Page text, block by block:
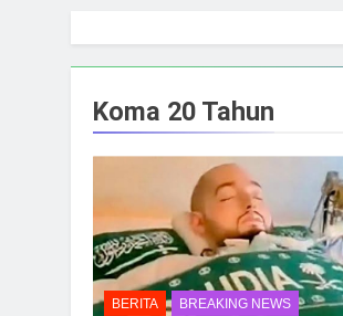
Koma 20 Tahun
BERITA
BREAKING NEWS